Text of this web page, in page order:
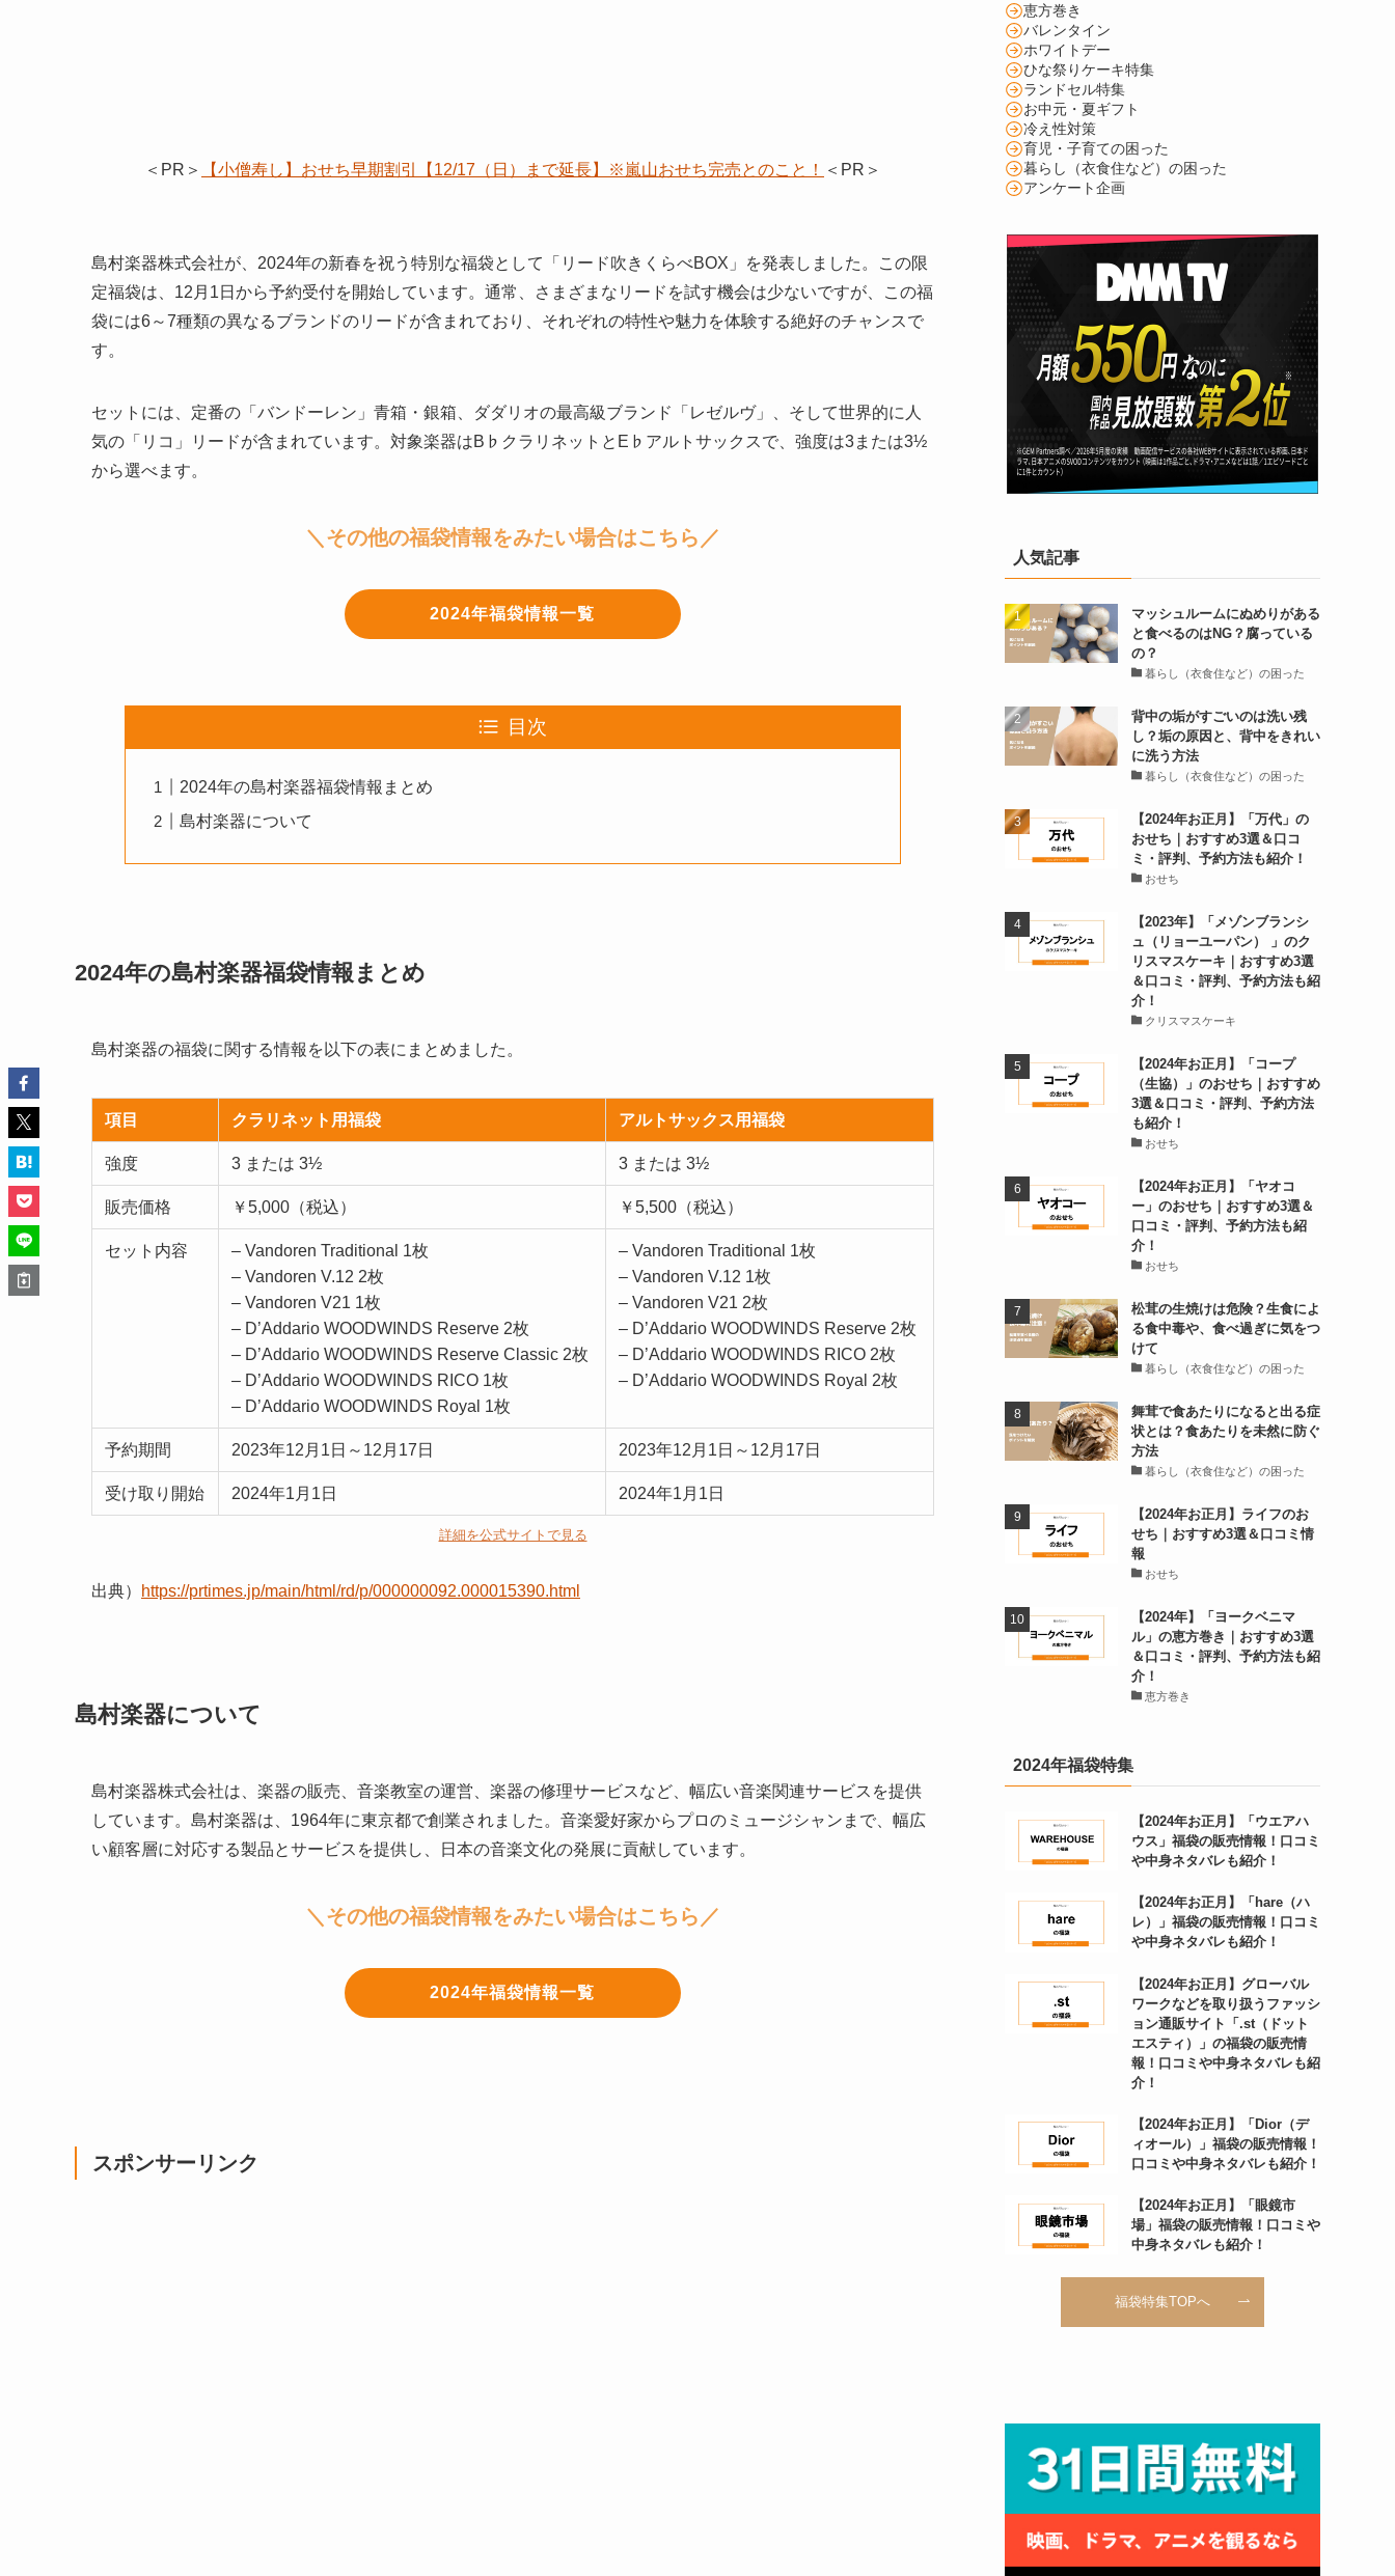
＜PR＞ 【小僧寿し】おせち早期割引【12/17（日）まで延長】※嵐山おせち完売とのこと！ ＜PR＞
島村楽器株式会社が、2024年の新春を祝う特別な福袋として「リード吹きくらべBOX」を発表しました。この限
定福袋は、12月1日から予約受付を開始しています。通常、さまざまなリードを試す機会は少ないですが、この福
袋には6～7種類の異なるブランドのリードが含まれており、それぞれの特性や魅力を体験する絶好のチャンスで
す。
セットには、定番の「バンドーレン」青箱・銀箱、ダダリオの最高級ブランド「レゼルヴ」、そして世界的に人
気の「リコ」リードが含まれています。対象楽器はB♭クラリネットとE♭アルトサックスで、強度は3または3½
から選べます。
＼その他の福袋情報をみたい場合はこちら／
2024年福袋情報一覧
目次
2024年の島村楽器福袋情報まとめ
島村楽器について
2024年の島村楽器福袋情報まとめ
島村楽器の福袋に関する情報を以下の表にまとめました。
項目 クラリネット用福袋 アルトサックス用福袋
強度 3 または 3½ 3 または 3½
販売価格 ￥5,000（税込） ￥5,500（税込）
セット内容
– Vandoren Traditional 1枚
– Vandoren V.12 2枚
– Vandoren V21 1枚
– D’Addario WOODWINDS Reserve 2枚
– D’Addario WOODWINDS Reserve Classic 2枚
– D’Addario WOODWINDS RICO 1枚
– D’Addario WOODWINDS Royal 1枚
– Vandoren Traditional 1枚
– Vandoren V.12 1枚
– Vandoren V21 2枚
– D’Addario WOODWINDS Reserve 2枚
– D’Addario WOODWINDS RICO 2枚
– D’Addario WOODWINDS Royal 2枚
予約期間 2023年12月1日～12月17日 2023年12月1日～12月17日
受け取り開始 2024年1月1日 2024年1月1日
詳細を公式サイトで見る
出典） https://prtimes.jp/main/html/rd/p/000000092.000015390.html
島村楽器について
島村楽器株式会社は、楽器の販売、音楽教室の運営、楽器の修理サービスなど、幅広い音楽関連サービスを提供
しています。島村楽器は、1964年に東京都で創業されました。音楽愛好家からプロのミュージシャンまで、幅広
い顧客層に対応する製品とサービスを提供し、日本の音楽文化の発展に貢献しています。
＼その他の福袋情報をみたい場合はこちら／
2024年福袋情報一覧
スポンサーリンク
恵方巻き
バレンタイン
ホワイトデー
ひな祭りケーキ特集
ランドセル特集
お中元・夏ギフト
冷え性対策
育児・子育ての困った
暮らし（衣食住など）の困った
アンケート企画
人気記事
マッシュルームにぬめりがある
と食べるのはNG？腐っている
の？
暮らし（衣食住など）の困った
背中の垢がすごいのは洗い残
し？垢の原因と、背中をきれい
に洗う方法
暮らし（衣食住など）の困った
【2024年お正月】「万代」の
おせち｜おすすめ3選＆口コ
ミ・評判、予約方法も紹介！
おせち
【2023年】「メゾンブランシ
ュ（リョーユーパン） 」のク
リスマスケーキ｜おすすめ3選
＆口コミ・評判、予約方法も紹
介！
クリスマスケーキ
【2024年お正月】「コープ
（生協）」のおせち｜おすすめ
3選＆口コミ・評判、予約方法
も紹介！
おせち
【2024年お正月】「ヤオコ
ー」のおせち｜おすすめ3選＆
口コミ・評判、予約方法も紹
介！
おせち
松茸の生焼けは危険？生食によ
る食中毒や、食べ過ぎに気をつ
けて
暮らし（衣食住など）の困った
舞茸で食あたりになると出る症
状とは？食あたりを未然に防ぐ
方法
暮らし（衣食住など）の困った
【2024年お正月】ライフのお
せち｜おすすめ3選＆口コミ情
報
おせち
【2024年】「ヨークベニマ
ル」の恵方巻き｜おすすめ3選
＆口コミ・評判、予約方法も紹
介！
恵方巻き
2024年福袋特集
【2024年お正月】「ウエアハ
ウス」福袋の販売情報！口コミ
や中身ネタバレも紹介！
【2024年お正月】「hare（ハ
レ）」福袋の販売情報！口コミ
や中身ネタバレも紹介！
【2024年お正月】グローバル
ワークなどを取り扱うファッシ
ョン通販サイト「.st（ドット
エスティ）」の福袋の販売情
報！口コミや中身ネタバレも紹
介！
【2024年お正月】「Dior（デ
ィオール）」福袋の販売情報！
口コミや中身ネタバレも紹介！
【2024年お正月】「眼鏡市
場」福袋の販売情報！口コミや
中身ネタバレも紹介！
福袋特集TOPへ